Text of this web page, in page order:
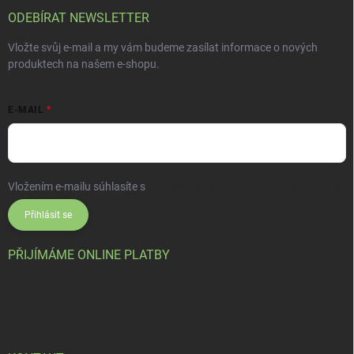
ODEBÍRAT NEWSLETTER
Vložte svůj e-mail a my vám budeme zasílat informace o nových
produktech na našem e-shopu.
E-MAIL
Vložením e-mailu súhlasíte s
Přihlásit se
PŘIJÍMÁME ONLINE PLATBY